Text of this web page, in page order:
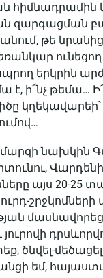
հիմնադրամին
զարգացման
թե նրանից
երկրին
ի՜նչ թեմա…
կղեկավարեի՝
մարզի նախկին
այս 20-25
ծնվել-
եմ,